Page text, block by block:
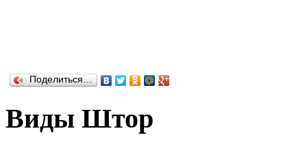
Поделиться…
Виды Штор